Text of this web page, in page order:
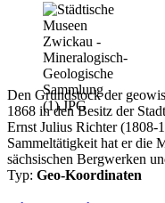
Den Grundstock der
1868 in den Besitz der
Ernst Julius Richter (1808-
Sammeltätigkeit hat er die
sächsischen Bergwerken
Typ: Geo-Koordinaten